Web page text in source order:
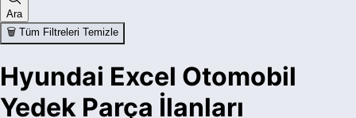
Ara
🗑️ Tüm Filtreleri Temizle
Hyundai Excel Otomobil
Yedek Parça İlanları